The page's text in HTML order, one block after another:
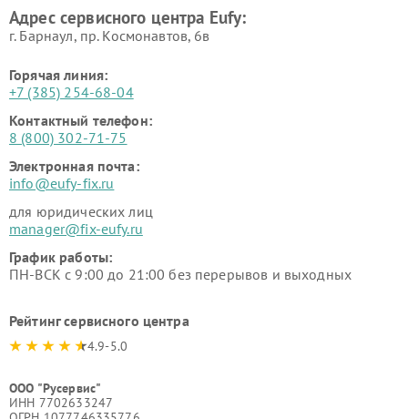
Адрес сервисного центра Eufy:
г. Барнаул, ​пр. Космонавтов, 6в
Горячая линия:
+7 (385) 254-68-04
Контактный телефон:
8 (800) 302-71-75
Электронная почта:
info@eufy-fix.ru
для юридических лиц
manager@fix-eufy.ru
График работы:
ПН-ВСК с 9:00 до 21:00 без перерывов и выходных
Рейтинг сервисного центра
4.9-5.0
ООО "Русервис"
ИНН 7702633247